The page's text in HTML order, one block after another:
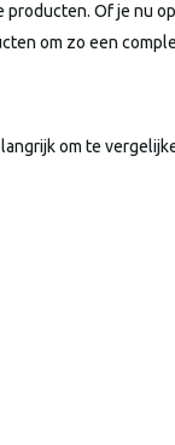
Of je nu
om zo een
om te